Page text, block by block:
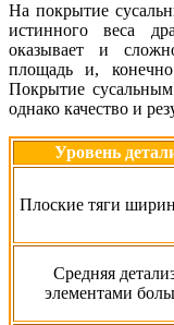
На покрытие
истинного веса
оказывает и
площадь и,
Покрытие
однако качество и
Уровень
Плоские тяги
Средняя
элементами